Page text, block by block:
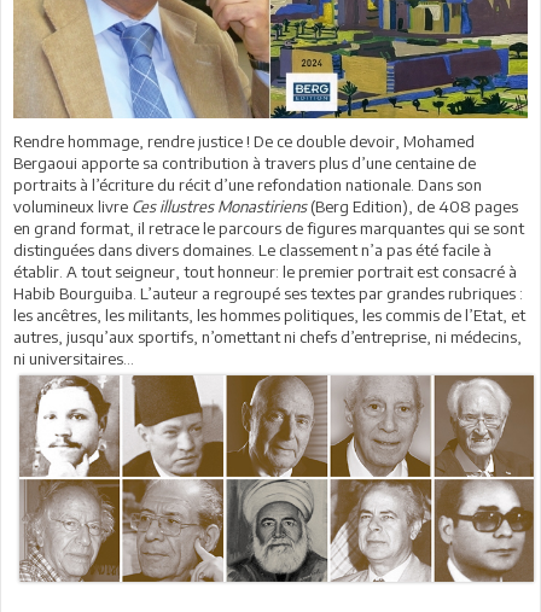
Rendre hommage, rendre justice ! De ce double devoir, Mohamed
Bergaoui apporte sa contribution à travers plus d’une centaine de
portraits à l’écriture du récit d’une refondation nationale. Dans son
volumineux livre Ces illustres Monastiriens(Berg Edition), de 408 pages
en grand format, il retrace le parcours de figures marquantes qui se sont
distinguées dans divers domaines. Le classement n’a pas été facile à
établir. A tout seigneur, tout honneur: le premier portrait est consacré à
Habib Bourguiba. L’auteur a regroupé ses textes par grandes rubriques :
les ancêtres, les militants, les hommes politiques, les commis de l’Etat, et
autres, jusqu’aux sportifs, n’omettant ni chefs d’entreprise, ni médecins,
ni universitaires…